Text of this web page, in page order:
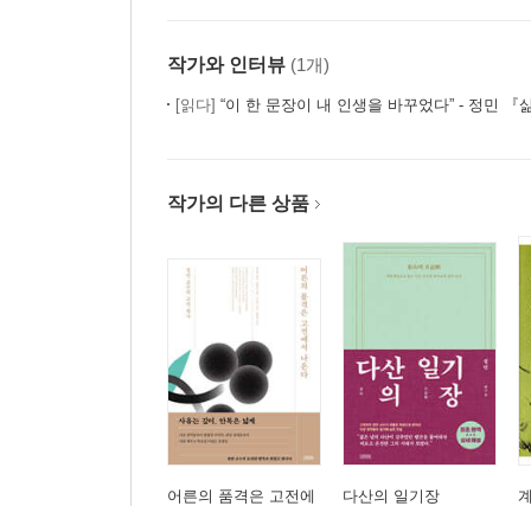
작가와 인터뷰 (1개)
[읽다] “이 한 문장이 내 인생을 바꾸었다” - 정민 『
작가의 다른 상품
어른의 품격은 고전에
다산의 일기장